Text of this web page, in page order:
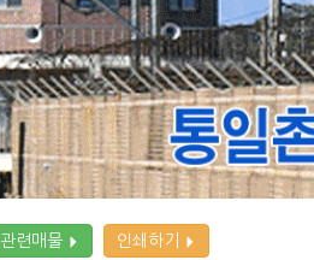
관련매물 인쇄하기